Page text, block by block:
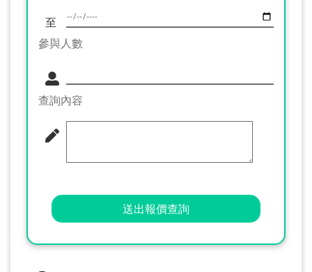
至
參與人數
查詢內容
送出報價查詢